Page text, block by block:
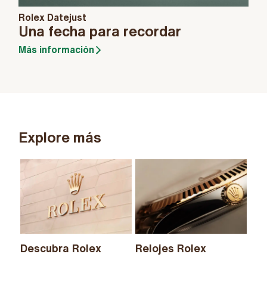
Rolex Datejust
Una fecha para recordar
Más información
Explore más
Descubra Rolex Relojes Rolex